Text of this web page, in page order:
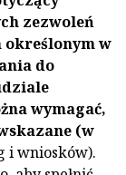
zezwoleń
określonym w
do
wymagać,
(w
i wniosków).